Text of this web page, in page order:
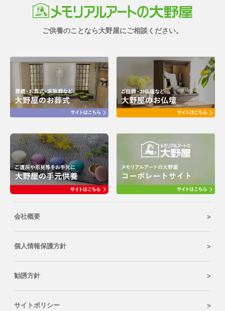
ご供養のことなら大野屋にご相談ください。
会社概要
個人情報保護方針
勧誘方針
サイトポリシー